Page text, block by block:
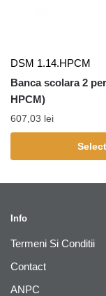
DSM 1.14.HPCM
Banca scolara 2
HPCM)
607,03 lei
Info
Termeni Si Conditii
Contact
ANPC